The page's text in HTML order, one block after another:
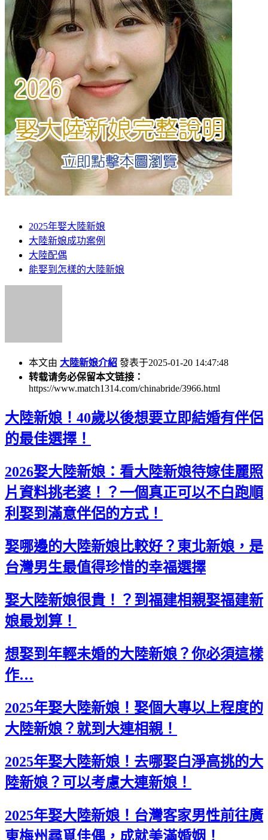
2025年娶大陸新娘
大陸新娘成功案例
大陸配偶
能娶到怎樣的大陸新娘
本文由 大陸新娘介紹 發表于2025-01-20 14:47:48
转载请务必保留本文链接：
https://www.match1314.com/chinabride/3966.html
大陸新娘！40歲以後想要立即結婚有伴侶
的最佳選擇！
2026娶大陸新娘：看大陸新娘待嫁佳麗照
片資料挑老婆！？一個真正可以不白跑順
利娶到滿意伴侶的方式！
娶哪邊的大陸新娘比較好？東北新娘，是
台灣男生最值得珍惜的幸福選擇
娶大陸新娘很貴！？到福建相親娶福建新
娘最划算！
想娶到年輕未婚的大陸新娘？你必須這樣
作…
2025年娶大陸新娘！娶個大專以上程度的
大陸新娘？就到大連相親！
2025年娶大陸新娘！去哪娶白淨高挑的大
陸新娘？可以考慮大連新娘！
2025年娶大陸新娘！台灣客家男性前往廣
東梅州尋覓佳偶，成就美滿婚姻！